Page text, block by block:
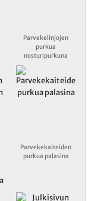
Parvekelinjojen
purkua
nosturipurkuna
Parvekekaiteiden
purkua palasina